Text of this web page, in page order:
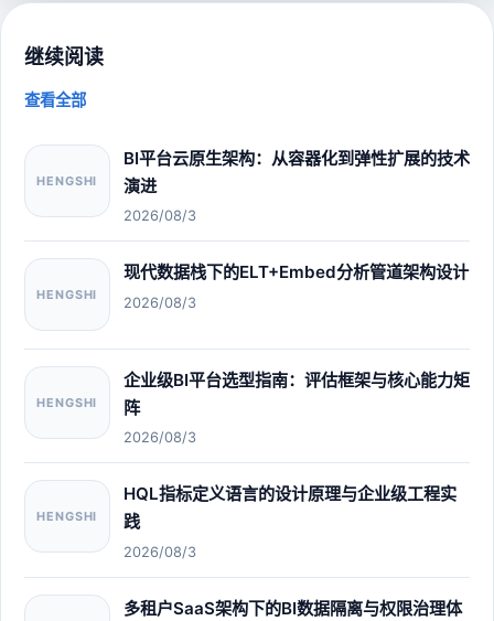
继续阅读
查看全部
HENGSHI
BI平台云原生架构：从容器化到弹性扩展的技术
演进
2026/08/3
HENGSHI
现代数据栈下的ELT+Embed分析管道架构设计
2026/08/3
HENGSHI
企业级BI平台选型指南：评估框架与核心能力矩
阵
2026/08/3
HENGSHI
HQL指标定义语言的设计原理与企业级工程实
践
2026/08/3
多租户SaaS架构下的BI数据隔离与权限治理体